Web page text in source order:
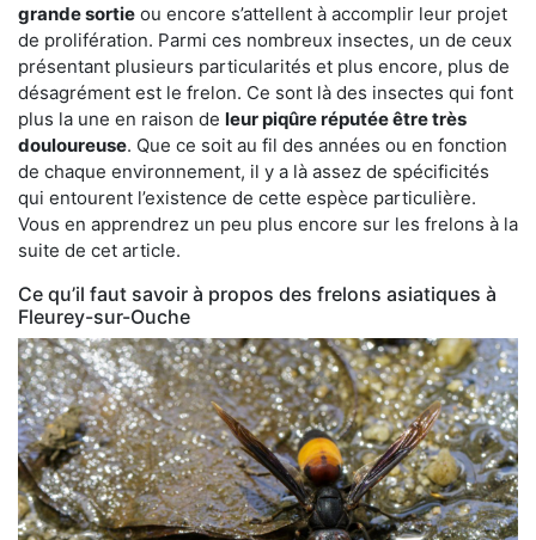
grande sortie ou encore s’attellent à accomplir leur projet
de prolifération. Parmi ces nombreux insectes, un de ceux
présentant plusieurs particularités et plus encore, plus de
désagrément est le frelon. Ce sont là des insectes qui font
plus la une en raison de leur piqûre réputée être très
douloureuse. Que ce soit au fil des années ou en fonction
de chaque environnement, il y a là assez de spécificités
qui entourent l’existence de cette espèce particulière.
Vous en apprendrez un peu plus encore sur les frelons à la
suite de cet article.
Ce qu’il faut savoir à propos des frelons asiatiques à
Fleurey-sur-Ouche